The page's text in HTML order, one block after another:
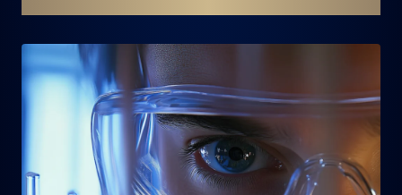
إجابات على أسئلتكم